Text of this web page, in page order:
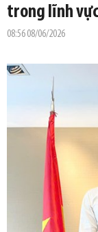
trong lĩnh
08:56 08/06/2026